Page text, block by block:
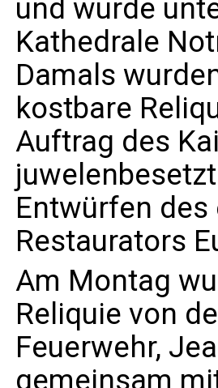
und wurde
Kathedrale
Damals
kostbare
Auftrag des
Entwürfen
Restaurators
Am Montag
Reliquie von
Feuerwehr,
gemeinsam